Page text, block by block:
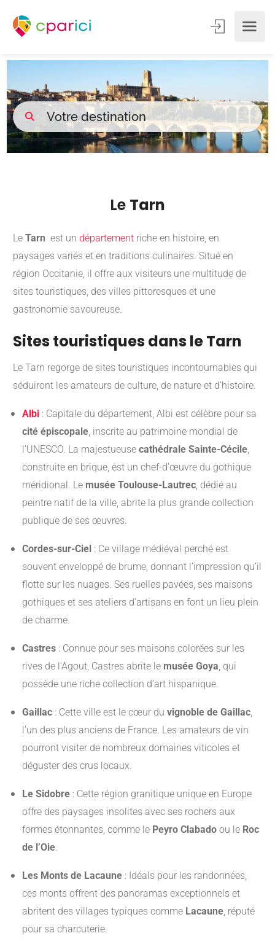
Le Tarn
Le Tarn est un département riche en histoire, en
paysages variés et en traditions culinaires. Situé en
région Occitanie, il offre aux visiteurs une multitude de
sites touristiques, des villes pittoresques et une
gastronomie savoureuse.
Sites touristiques dans le Tarn
Le Tarn regorge de sites touristiques incontournables qui
séduiront les amateurs de culture, de nature et d’histoire.
Albi : Capitale du département, Albi est célèbre pour sa
cité épiscopale , inscrite au patrimoine mondial de
l’UNESCO. La majestueuse cathédrale Sainte-Cécile
construite en brique, est un chef-d’œuvre du gothique
méridional. Le musée Toulouse-Lautrec , dédié au
peintre natif de la ville, abrite la plus grande collection
publique de ses œuvres.
Cordes-sur-Ciel : Ce village médiéval perché est
souvent enveloppé de brume, donnant l’impression qu’il
flotte sur les nuages. Ses ruelles pavées, ses maisons
gothiques et ses ateliers d’artisans en font un lieu plein
de charme.
Castres : Connue pour ses maisons colorées sur les
rives de l’Agout, Castres abrite le musée Goya , qui
possède une riche collection d’art hispanique.
Gaillac : Cette ville est le cœur du vignoble de Gaillac
l’un des plus anciens de France. Les amateurs de vin
pourront visiter de nombreux domaines viticoles et
déguster des crus locaux.
Le Sidobre : Cette région granitique unique en Europe
offre des paysages insolites avec ses rochers aux
formes étonnantes, comme le Peyro Clabado ou le Roc
de l’Oie
Les Monts de Lacaune : Idéals pour les randonnées,
ces monts offrent des panoramas exceptionnels et
abritent des villages typiques comme Lacaune , réputé
pour sa charcuterie.